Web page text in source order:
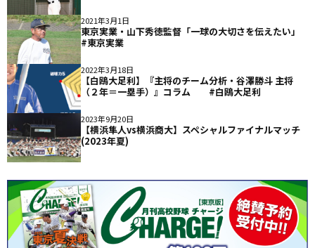
2021年3月1日
東京実業・山下秀徳監督「一球の大切さを伝えたい」
#東京実業
2022年3月18日
【白鴎大足利】『主将のチーム分析・谷澤勝斗 主将
（２年＝一塁手）』コラム #白鴎大足利
2023年9月20日
【横浜隼人vs横浜商大】スペシャルファイナルマッチ
(2023年夏)